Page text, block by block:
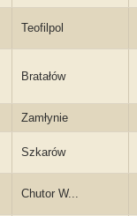
Teofilpol
Bratałów
Zamłynie
Szkarów
Chutor W...